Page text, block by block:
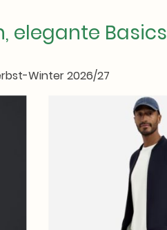
elegante Basics
Winter 2026/27